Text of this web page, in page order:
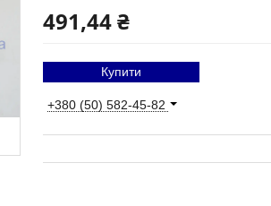
491,44 ₴
Купити
+380 (50) 582-45-82